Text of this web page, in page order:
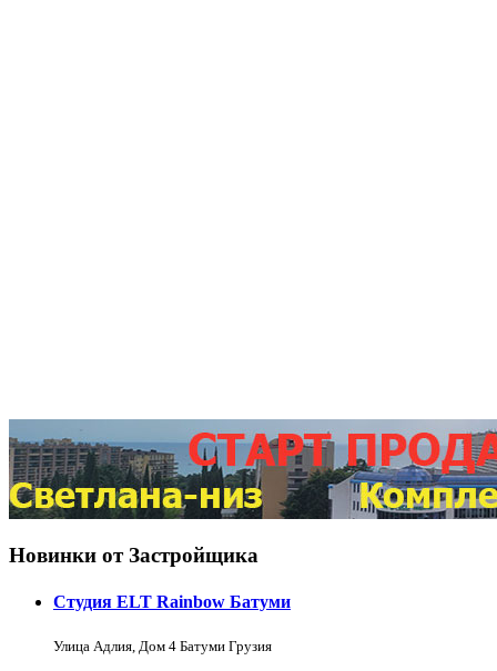
Новинки от Застройщика
Студия ELT Rainbow Батуми
Улица Адлия, Дом 4 Батуми Грузия